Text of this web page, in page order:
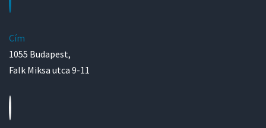
Cím
1055 Budapest,
Falk Miksa utca 9-11